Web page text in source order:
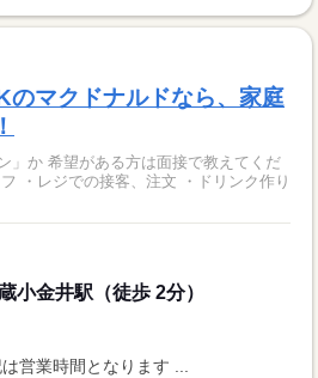
のマクドナルドなら、家庭
」か 希望がある方は面接で教えてくだ
小金井駅（徒歩 2分）
営業時間となります ...